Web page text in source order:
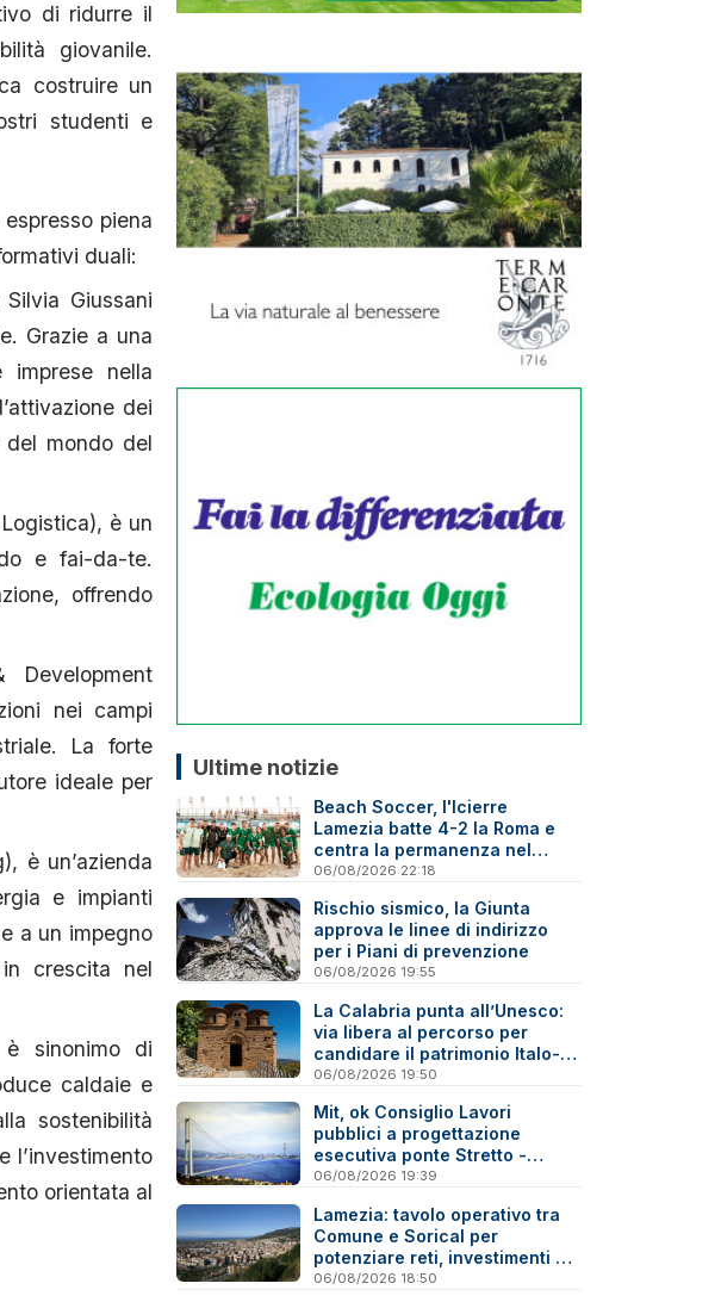
di ridurre il
giovanile.
costruire un
studenti e
piena
duali:
Giussani
Grazie a una
imprese nella
dei
mondo del
è un
e fai-da-te.
offrendo
nei campi
La forte
ideale per
è un’azienda
e impianti
a un impegno
in crescita nel
è sinonimo di
caldaie e
sostenibilità
l’investimento
orientata al
Ultime notizie
Beach Soccer, l'Icierre
Lamezia batte 4-2 la Roma e
centra la permanenza nel
massimo torneo nazionale
06/08/2026 22:18
Rischio sismico, la Giunta
approva le linee di indirizzo
per i Piani di prevenzione
06/08/2026 19:55
La Calabria punta all’Unesco:
via libera al percorso per
candidare il patrimonio Italo-
Greco medievale
06/08/2026 19:50
Mit, ok Consiglio Lavori
pubblici a progettazione
esecutiva ponte Stretto -
Reazioni
06/08/2026 19:39
Lamezia: tavolo operativo tra
Comune e Sorical per
potenziare reti, investimenti e
manutenzione
06/08/2026 18:50